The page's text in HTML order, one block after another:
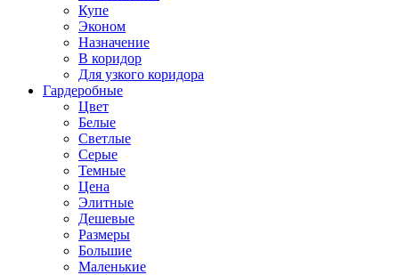
Купе
Эконом
Назначение
В коридор
Для узкого коридора
Гардеробные
Цвет
Белые
Светлые
Серые
Темные
Цена
Элитные
Дешевые
Размеры
Большие
Маленькие